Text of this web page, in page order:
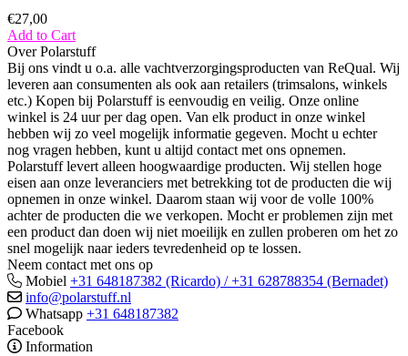
€27,00
Add to Cart
Over Polarstuff
Bij ons vindt u o.a. alle vachtverzorgingsproducten van ReQual. Wij
leveren aan consumenten als ook aan retailers (trimsalons, winkels
etc.) Kopen bij Polarstuff is eenvoudig en veilig. Onze online
winkel is 24 uur per dag open. Van elk product in onze winkel
hebben wij zo veel mogelijk informatie gegeven. Mocht u echter
nog vragen hebben, kunt u altijd contact met ons opnemen.
Polarstuff levert alleen hoogwaardige producten. Wij stellen hoge
eisen aan onze leveranciers met betrekking tot de producten die wij
opnemen in onze winkel. Daarom staan wij voor de volle 100%
achter de producten die we verkopen. Mocht er problemen zijn met
een product dan doen wij niet moeilijk en zullen proberen om het zo
snel mogelijk naar ieders tevredenheid op te lossen.
Neem contact met ons op
Mobiel +31 648187382 (Ricardo) / +31 628788354 (Bernadet)
info@polarstuff.nl
Whatsapp +31 648187382
Facebook
Information